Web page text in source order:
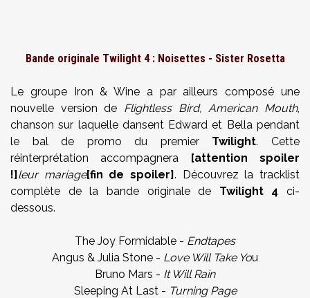
Bande originale Twilight 4 : Noisettes - Sister Rosetta
Le groupe Iron & Wine a par ailleurs composé une
nouvelle version de Flightless Bird, American Mouth,
chanson sur laquelle dansent Edward et Bella pendant
le bal de promo du premier Twilight. Cette
réinterprétation accompagnera [attention spoiler
!]leur mariage[fin de spoiler]. Découvrez la tracklist
complète de la bande originale de Twilight 4 ci-
dessous.
The Joy Formidable - Endtapes
Angus & Julia Stone - Love Will Take You
Bruno Mars - It Will Rain
Sleeping At Last - Turning Page